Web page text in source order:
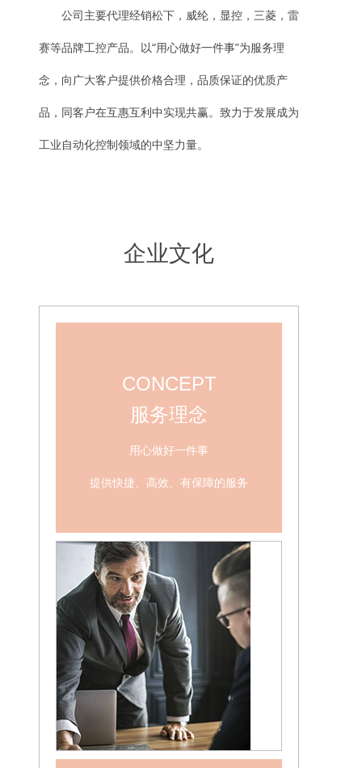
公司主要代理经销松下，威纶，显控，三菱，雷
赛等品牌工控产品。以“用心做好一件事”为服务理
念，向广大客户提供价格合理，品质保证的优质产
品，同客户在互惠互利中实现共赢。致力于发展成为
工业自动化控制领域的中坚力量。
企业文化
CONCEPT
服务理念
用心做好一件事
提供快捷、高效、有保障的服务